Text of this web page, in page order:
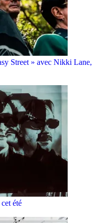
Street » avec Nikki Lane,
été